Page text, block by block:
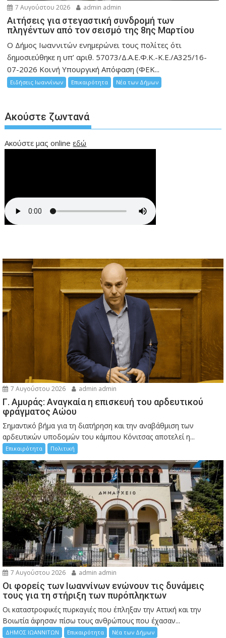
7 Αυγούστου 2026 admin admin
Αιτήσεις για στεγαστική συνδρομή των
πληγέντων από τον σεισμό της 8ης Μαρτίου
Ο Δήμος Ιωαννιτών ενημερώνει τους πολίτες ότι
δημοσιεύθηκε η υπ’ αριθ. 57073/Δ.Α.Ε.Φ.Κ.-Κ.Ε./Α325/16-
07-2026 Κοινή Υπουργική Απόφαση (ΦΕΚ...
Ειδήσεις Ιωαννίνων Επικαιρότητα Νέα των Δήμων
Ακούστε ζωντανά
Ακούστε μας onlineεδώ
7 Αυγούστου 2026 admin admin
Γ. Αμυράς: Αναγκαία η επισκευή του αρδευτικού
φράγματος Αώου
Σημαντικό βήμα για τη διατήρηση και την αναβάθμιση των
αρδευτικών υποδομών του κάμπου Κόνιτσας αποτελεί η...
Επικαιρότητα Πολιτική
7 Αυγούστου 2026 admin admin
Οι φορείς των Ιωαννίνων ενώνουν τις δυνάμεις
τους για τη στήριξη των πυρόπληκτων
Οι καταστροφικές πυρκαγιές που έπληξαν την Αττική και την
Bοιωτία άφησαν πίσω τους ανθρώπους που έχασαν...
ΔΗΜΟΣ ΙΩΑΝΝΙΤΩΝ Επικαιρότητα Νέα των Δήμων